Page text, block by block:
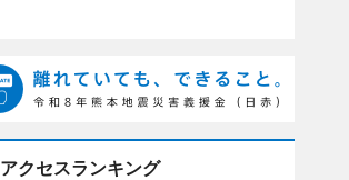
アクセスランキング